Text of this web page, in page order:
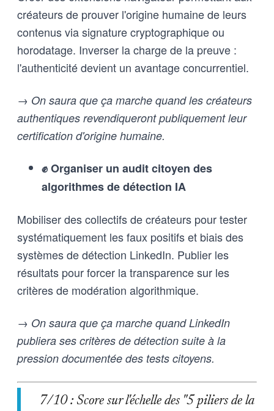
créateurs de prouver l'origine humaine de leurs
contenus via signature cryptographique ou
horodatage. Inverser la charge de la preuve :
l'authenticité devient un avantage concurrentiel.
→ On saura que ça marche quand les créateurs
authentiques revendiqueront publiquement leur
certification d'origine humaine.
✊ Organiser un audit citoyen des
algorithmes de détection IA
Mobiliser des collectifs de créateurs pour tester
systématiquement les faux positifs et biais des
systèmes de détection LinkedIn. Publier les
résultats pour forcer la transparence sur les
critères de modération algorithmique.
→ On saura que ça marche quand LinkedIn
publiera ses critères de détection suite à la
pression documentée des tests citoyens.
7/10 : Score sur l'échelle des "5 piliers de la